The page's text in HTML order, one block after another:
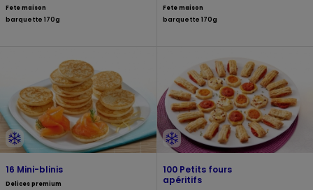
Fete maison
barquette 170g
Fete maison
barquette 170g
16 Mini-blinis
Delices premium
100 Petits fours
apéritifs